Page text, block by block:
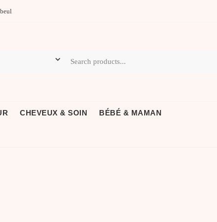
CHEVEUX & SOIN BÉBÉ & MAMAN